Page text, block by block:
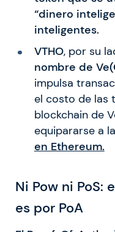
“dinero
inteligentes.
VTHO, por su
nombre de
impulsa
el costo de las
blockchain de
equipararse a
en Ethereum.
Ni Pow ni PoS:
es por PoA